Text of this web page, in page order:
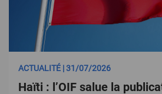
ACTUALITÉ | 31/07/2026
Haïti : l’OIF salue la